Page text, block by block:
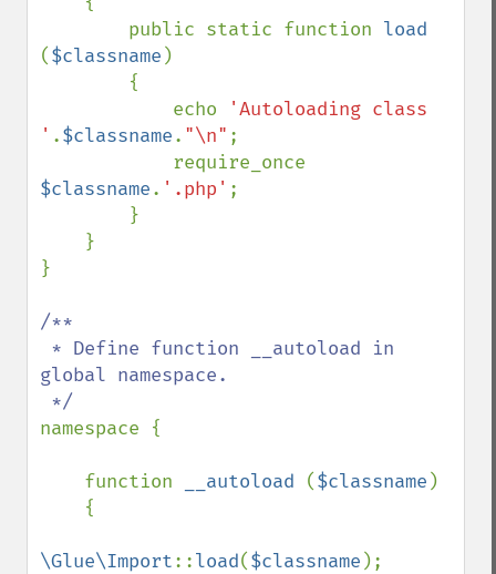
        public static function
($classname )
            echo
'Autoloading class
' .$classname. "\n" ;
$classname. '.php' ;
}
/**
global namespace.
namespace {
    function
__autoload ($classname )
\Glue\Import::load($classname );